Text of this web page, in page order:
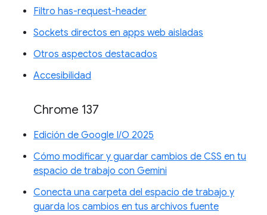
Filtro has-request-header
Sockets directos en apps web aisladas
Otros aspectos destacados
Accesibilidad
Chrome 137
Edición de Google I/O 2025
Cómo modificar y guardar cambios de CSS en tu
espacio de trabajo con Gemini
Conecta una carpeta del espacio de trabajo y
guarda los cambios en tus archivos fuente